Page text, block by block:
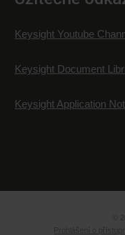
Keysight Youtube
Keysight Document
Keysight Application
Prohlášení o